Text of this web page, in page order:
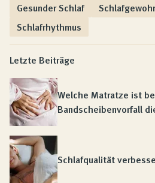
Gesunder Schlaf
Schlafrhythmus
Letzte Beiträge
Welche Matratze ist
Bandscheibenvorfall
Schlafqualität